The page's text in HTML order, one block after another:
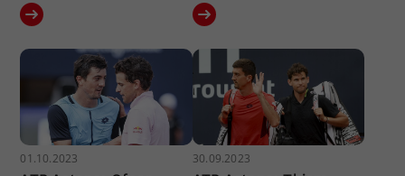
01.10.2023 30.09.2023